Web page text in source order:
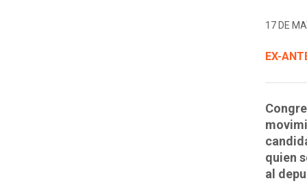
17 DE
EX-
quien
al